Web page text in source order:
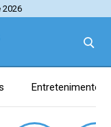
2026
Entretenimento